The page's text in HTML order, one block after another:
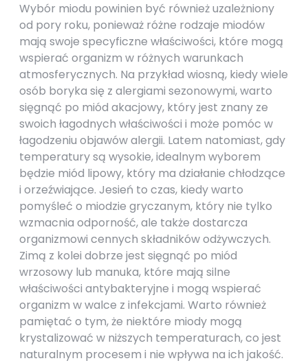
Wybór miodu powinien być również uzależniony
od pory roku, ponieważ różne rodzaje miodów
mają swoje specyficzne właściwości, które mogą
wspierać organizm w różnych warunkach
atmosferycznych. Na przykład wiosną, kiedy wiele
osób boryka się z alergiami sezonowymi, warto
sięgnąć po miód akacjowy, który jest znany ze
swoich łagodnych właściwości i może pomóc w
łagodzeniu objawów alergii. Latem natomiast, gdy
temperatury są wysokie, idealnym wyborem
będzie miód lipowy, który ma działanie chłodzące
i orzeźwiające. Jesień to czas, kiedy warto
pomyśleć o miodzie gryczanym, który nie tylko
wzmacnia odporność, ale także dostarcza
organizmowi cennych składników odżywczych.
Zimą z kolei dobrze jest sięgnąć po miód
wrzosowy lub manuka, które mają silne
właściwości antybakteryjne i mogą wspierać
organizm w walce z infekcjami. Warto również
pamiętać o tym, że niektóre miody mogą
krystalizować w niższych temperaturach, co jest
naturalnym procesem i nie wpływa na ich jakość.